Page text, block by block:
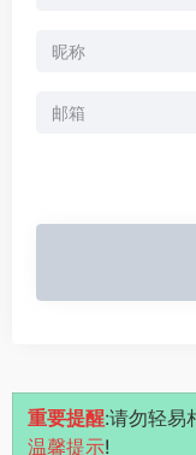
重要提醒:请勿轻易
温馨提示!